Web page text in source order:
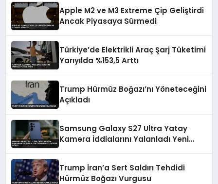
Apple M2 ve M3 Extreme Çip Geliştirdi
Ancak Piyasaya Sürmedi
Türkiye’de Elektrikli Araç Şarj Tüketimi
Yarıyılda %153,5 Arttı
Trump Hürmüz Boğazı’nı Yöneteceğini
Açıkladı
Samsung Galaxy S27 Ultra Yatay
Kamera İddialarını Yalanladı Yeni
Trump İran’a Sert Saldırı Tehdidi
Hürmüz Boğazı Vurgusu